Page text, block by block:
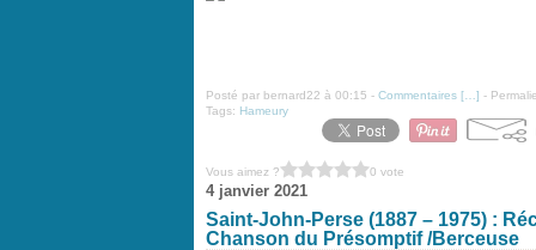
Posté par bernard22 à 00:15 - Commentaires [ ] -
Tags: Hameury
Vous aimez ? 0 vote
4 janvier 2021
Saint-John-Perse (1887 – 1975) :
Chanson du Présomptif /Berceuse